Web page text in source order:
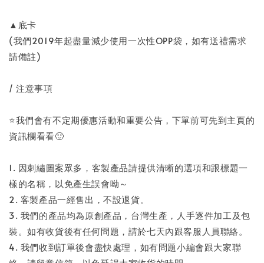
▲底卡
(我們2019年起盡量減少使用一次性OPP袋，如有送禮需求
請備註)
/ 注意事項
⭐️我們會有不定期優惠活動和重要公告，下單前可先到主頁的
資訊欄看看🙂
1. 因刺繡圖案眾多，客製產品請提供清晰的選項和跟標題一
樣的名稱，以免產生誤會呦～
2. 客製產品一經售出，不設退貨。
3. 我們的產品均為原創產品，台灣生產，人手逐件加工及包
裝。如有收貨後有任何問題，請於七天內跟客服人員聯絡。
4. 我們收到訂單後會盡快處理，如有問題小編會跟大家聯